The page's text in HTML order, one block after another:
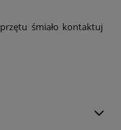
śmiało kontaktuj